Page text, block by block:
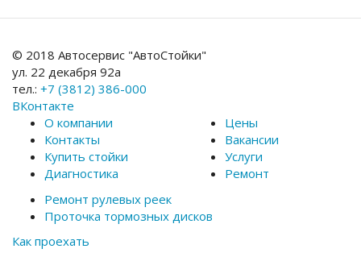
© 2018 Автосервис "АвтоСтойки"
ул. 22 декабря 92а
тел.: +7 (3812) 386-000
ВКонтакте
О компании
Контакты
Купить стойки
Диагностика
Цены
Вакансии
Услуги
Ремонт
Ремонт рулевых реек
Проточка тормозных дисков
Как проехать